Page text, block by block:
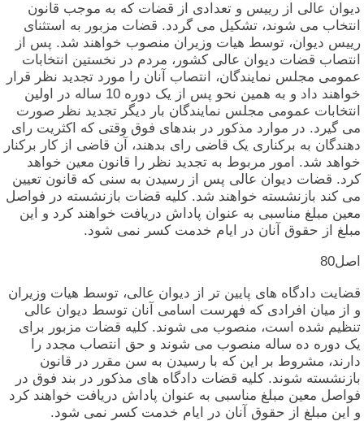
دیوان‏ عالی‏ از رییس‏ و تعدادی‏ از قضات‏ که‏ به‏ موجب‏ قانون‏
انتخاب‏ می‏ شوند، تشکیل‏ می‏ گردد. قضات‏ مزبور به‏ استثنای‏
رییس‏ دیوان‏، توسط هیات‏ وزیران‏ منصوب‏ خواهند شد. پس‏ از
انتصاب‏ قضات‏ دیوان‏ عالی‏ کشور، مردم‏ در نخستین‏ انتخابات‏
عمومی‏ مجلس‏ نمایندگان‏، انتصاب‏ آنان‏ را مورد تجدید نظر قرار
خواهند داد و به‏ همین‏ نحو پس‏ از یک‏ دوره‏ 10 ساله‏ در اولین‏
انتخابات‏ عمومی‏ مجلس‏ نمایندگان‏ بار دیگر تجدید نظر صورت‏
می‏ گیرد. در موارد مذکور در بندهای‏ فوق‏ وقتی‏ که‏ اکثریت‏ رای‏
دهندگان‏ به‏ برکناری‏ یک‏ قاضی‏ رای‏ بدهند، آن‏ قاضی‏ از کار برکنار
خواهد شد. امور مربوط به‏ تجدید نظر را قانون‏ معین‏ خواهد
کرد. قضات‏ دیوان‏ عالی‏ پس‏ از رسیدن‏ به‏ سنی‏ که‏ قانون‏ تعیین‏
می‏ کند بازنشسته‏ خواهند شد. کلیه‏ قضات‏ بازنشسته‏ در فواصل‏
معین‏ مبلغ مناسبی‏ به‏ عنوان‏ پاداش‏ دریافت‏ خواهند کرد و این‏
مبلغ از حقوق‏ آنان‏ در ایام‏ خدمت‏ کسر نمی‏ شود.
اصل‏80
قضایت‏ دادگاه‏ های‏ پایین‏ تر از دیوان‏ عالی‏، توسط هیات‏ وزیران‏
و از میان‏ افرادی‏ که‏ فهرست‏ اسامی‏ آنان‏ توسط دیوان‏ عالی‏
تنظیم‏ شده‏ است‏، منصوب‏ می‏ شوند. کلیه‏ قضات‏ مزبور برای‏
یک‏ دوره‏ ده‏ ساله‏ منصوب‏ می‏ شوند و حق‏ انتصاب‏ مجدد را
دارند، مشروط بر این‏ که‏ با رسیدن‏ به‏ سن‏ مقرر در قانون‏
بازنشسته‏ شوند. کلیه‏ قضات‏ دادگاه‏ های‏ مذکور در بند فوق‏ در
فواصل‏ معین‏ مبلغ مناسبی‏ به‏ عنوان‏ پاداش‏ دریافت‏ خواهند کرد
و این‏ مبلغ از حقوق‏ آنان‏ در ایام‏ خدمت‏ کسر نمی‏ شود.